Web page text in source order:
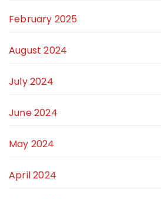
February 2025
August 2024
July 2024
June 2024
May 2024
April 2024